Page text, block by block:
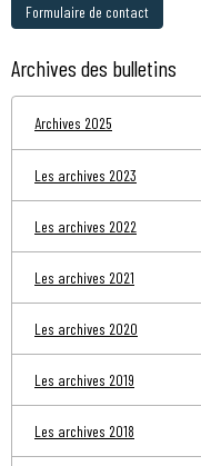
Formulaire de contact
Archives des bulletins
Archives 2025
Les archives 2023
Les archives 2022
Les archives 2021
Les archives 2020
Les archives 2019
Les archives 2018